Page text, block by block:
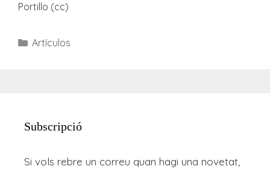
Portillo (cc)
Categories
Artículos
Subscripció
Si vols rebre un correu quan hagi una novetat,